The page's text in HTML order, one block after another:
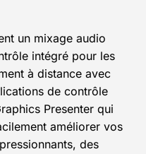
un mixage audio
intégré pour les
à distance avec
de contrôle
Presenter qui
améliorer vos
des